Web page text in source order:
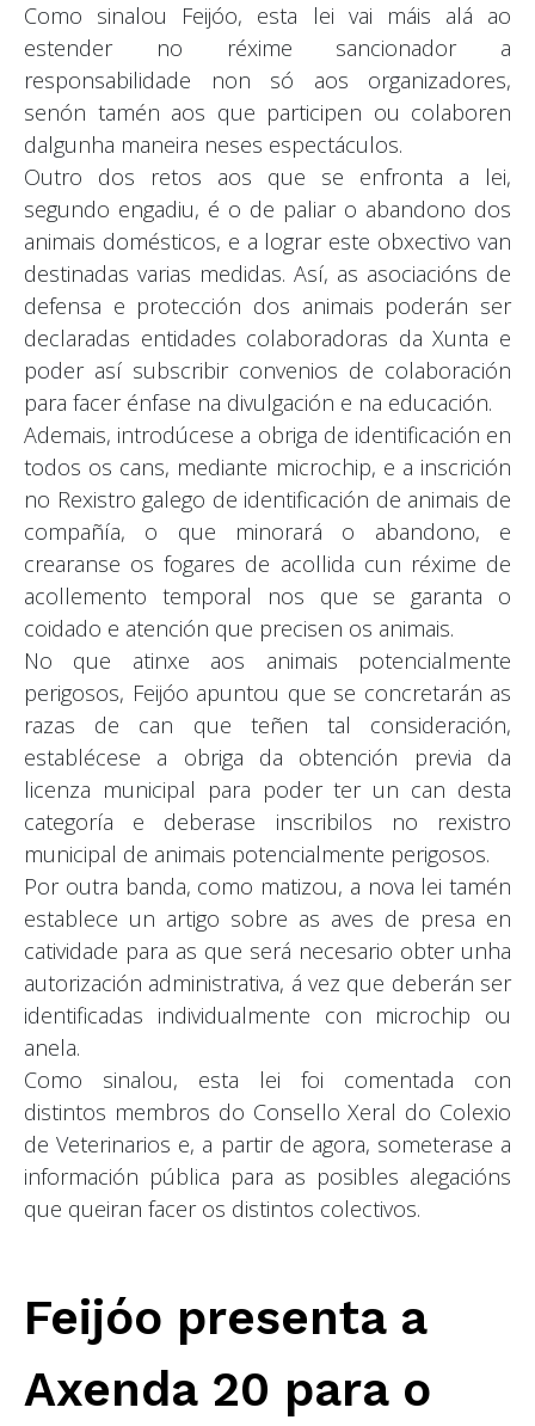
Como sinalou Feijóo, esta lei vai máis alá ao
estender no réxime sancionador a
responsabilidade non só aos organizadores,
senón tamén aos que participen ou colaboren
dalgunha maneira neses espectáculos.
Outro dos retos aos que se enfronta a lei,
segundo engadiu, é o de paliar o abandono dos
animais domésticos, e a lograr este obxectivo van
destinadas varias medidas. Así, as asociacións de
defensa e protección dos animais poderán ser
declaradas entidades colaboradoras da Xunta e
poder así subscribir convenios de colaboración
para facer énfase na divulgación e na educación.
Ademais, introdúcese a obriga de identificación en
todos os cans, mediante microchip, e a inscrición
no Rexistro galego de identificación de animais de
compañía, o que minorará o abandono, e
crearanse os fogares de acollida cun réxime de
acollemento temporal nos que se garanta o
coidado e atención que precisen os animais.
No que atinxe aos animais potencialmente
perigosos, Feijóo apuntou que se concretarán as
razas de can que teñen tal consideración,
establécese a obriga da obtención previa da
licenza municipal para poder ter un can desta
categoría e deberase inscribilos no rexistro
municipal de animais potencialmente perigosos.
Por outra banda, como matizou, a nova lei tamén
establece un artigo sobre as aves de presa en
catividade para as que será necesario obter unha
autorización administrativa, á vez que deberán ser
identificadas individualmente con microchip ou
anela.
Como sinalou, esta lei foi comentada con
distintos membros do Consello Xeral do Colexio
de Veterinarios e, a partir de agora, someterase a
información pública para as posibles alegacións
que queiran facer os distintos colectivos.
Feijóo presenta a
Axenda 20 para o